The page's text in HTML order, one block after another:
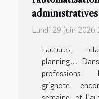
Lundi 29 juin 2026
Factures,
planning…
professions
grignote